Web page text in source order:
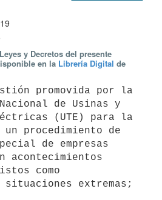
y Decretos del presente
en la Librería Digital de
de Usinas y
(UTE) para la
procedimiento de
de empresas
acontecimientos
como
situaciones extremas;